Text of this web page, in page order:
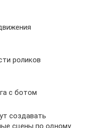
роликов
с ботом
создавать
сцены по одному